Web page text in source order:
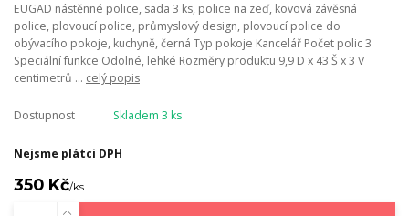
EUGAD nástěnné police, sada 3 ks, police na zeď, kovová závěsná
police, plovoucí police, průmyslový design, plovoucí police do
obývacího pokoje, kuchyně, černá Typ pokoje Kancelář Počet polic 3
Speciální funkce Odolné, lehké Rozměry produktu 9,9 D x 43 Š x 3 V
centimetrů ... celý popis
Dostupnost Skladem 3 ks
Nejsme plátci DPH
350 Kč/ks